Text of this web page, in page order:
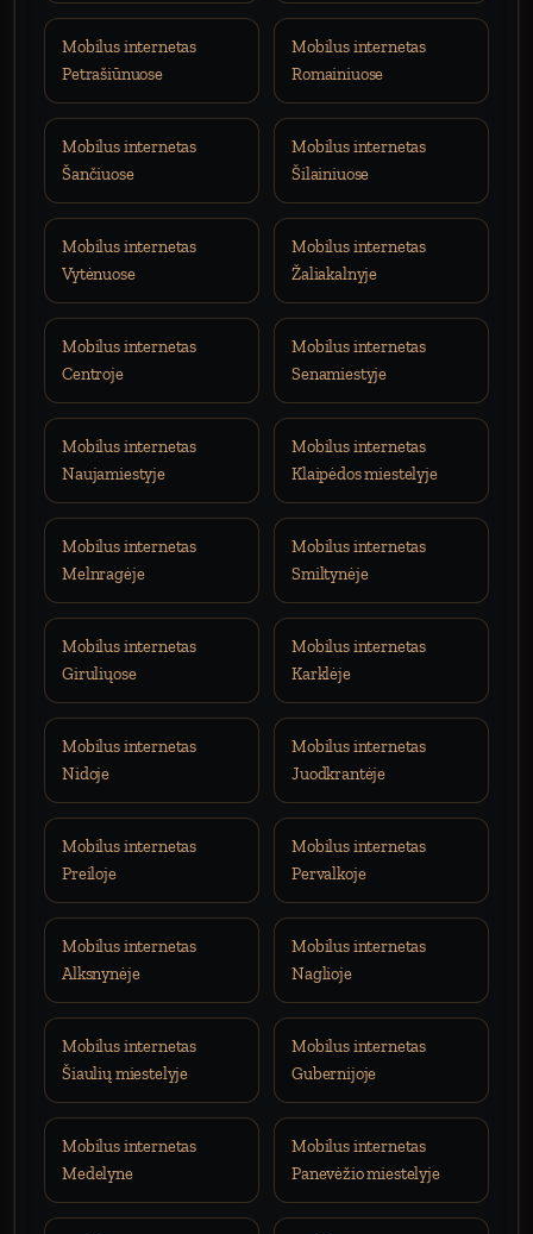
Mobilus internetas
Petrašiūnuose
Mobilus internetas
Romainiuose
Mobilus internetas
Šančiuose
Mobilus internetas
Šilainiuose
Mobilus internetas
Vytėnuose
Mobilus internetas
Žaliakalnyje
Mobilus internetas
Centroje
Mobilus internetas
Senamiestyje
Mobilus internetas
Naujamiestyje
Mobilus internetas
Klaipėdos miestelyje
Mobilus internetas
Melnragėje
Mobilus internetas
Smiltynėje
Mobilus internetas
Giruliųose
Mobilus internetas
Karklėje
Mobilus internetas
Nidoje
Mobilus internetas
Juodkrantėje
Mobilus internetas
Preiloje
Mobilus internetas
Pervalkoje
Mobilus internetas
Alksnynėje
Mobilus internetas
Naglioje
Mobilus internetas
Šiaulių miestelyje
Mobilus internetas
Gubernijoje
Mobilus internetas
Medelyne
Mobilus internetas
Panevėžio miestelyje